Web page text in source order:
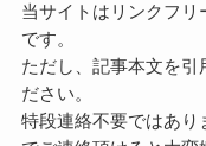
当サイトはリンクフ
です。
ただし、記事本文を引
ださい。
特段連絡不要ではあり